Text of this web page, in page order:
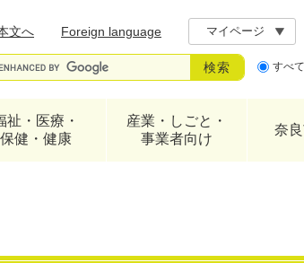
文へ
Foreign language マイページ
すべて
祉・医療・
保健・健康
産業・しごと・
事業者向け
奈